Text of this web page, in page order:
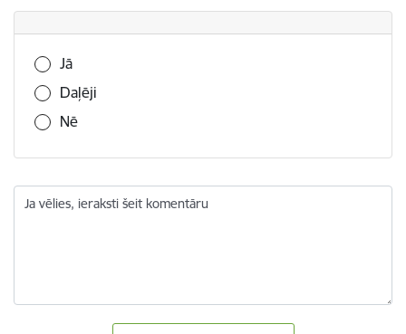
Vai šī informācija bija noderīga?
Jā
Daļēji
Nē
Ja vēlies, ieraksti šeit komentāru